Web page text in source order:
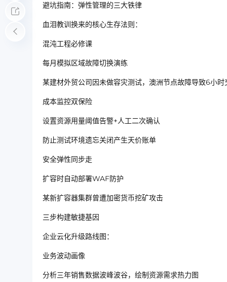
避坑指南：弹性管理的三大铁律
血泪教训换来的核心生存法则：
混沌工程必修课
每月模拟区域故障切换演练
某建材外贸公司因未做容灾测试，澳洲节点故障导致6小时
成本监控双保险
设置资源用量阈值告警+人工二次确认
防止测试环境遗忘关闭产生天价账单
安全弹性同步走
扩容时自动部署WAF防护
某新扩容器集群曾遭加密货币挖矿攻击
三步构建敏捷基因
企业云化升级路线图：
业务波动画像
分析三年销售数据波峰波谷，绘制资源需求热力图